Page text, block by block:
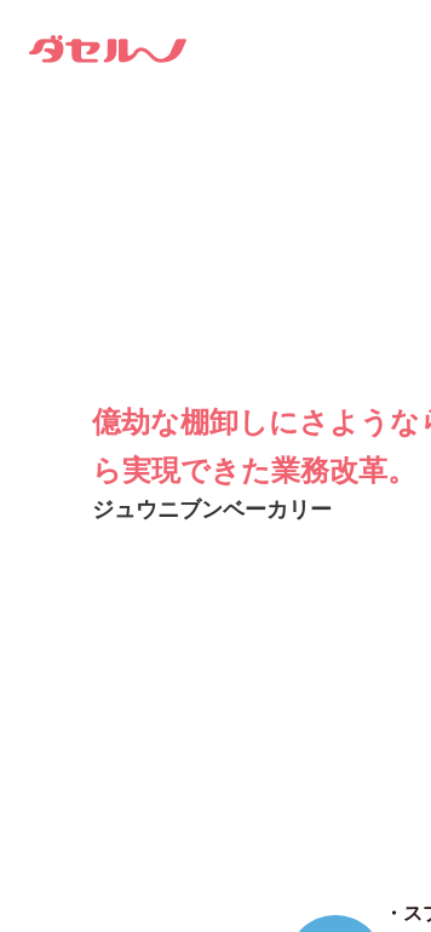
億劫な棚卸しにさよう
ら実現できた業務改革。
ジュウニブンベーカリー
・